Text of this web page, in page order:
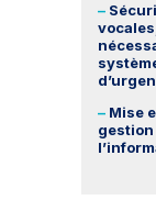
–
– Mise